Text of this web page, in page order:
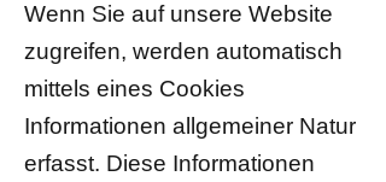
Wenn Sie auf unsere Website
zugreifen, werden automatisch
mittels eines Cookies
Informationen allgemeiner Natur
erfasst. Diese Informationen